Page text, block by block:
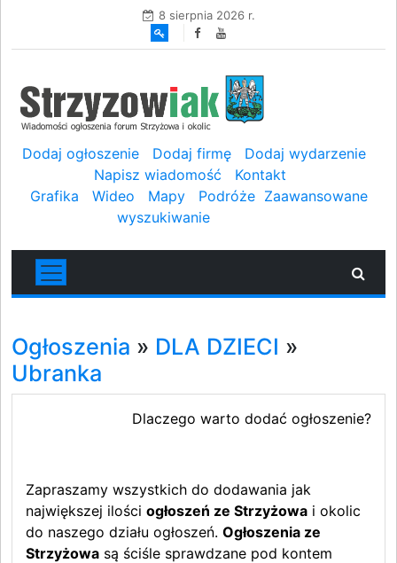
8 sierpnia 2026 r.
Dodaj ogłoszenie Dodaj firmę
Dodaj wydarzenie
Napisz wiadomość
Kontakt
Grafika
Wideo Mapy Podróże Zaawansowane
wyszukiwanie
Ogłoszenia » DLA DZIECI »
Ubranka
Dlaczego warto dodać ogłoszenie?
Zapraszamy wszystkich do dodawania jak
największej ilości ogłoszeń ze Strzyżowa i okolic
do naszego działu ogłoszeń. Ogłoszenia ze
Strzyżowa są ściśle sprawdzane pod kontem